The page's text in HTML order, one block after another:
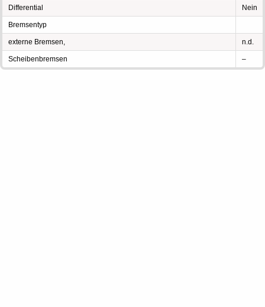
Differential Nein
Bremsentyp
externe Bremsen, n.d.
Scheibenbremsen –